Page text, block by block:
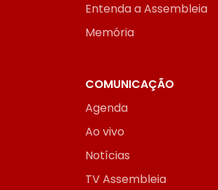
Entenda a Assembleia
Memória
COMUNICAÇÃO
Agenda
Ao vivo
Notícias
TV Assembleia